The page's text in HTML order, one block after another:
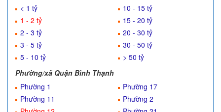
< 1 tỷ
1 - 2 tỷ
2 - 3 tỷ
3 - 5 tỷ
5 - 10 tỷ
10 - 15 tỷ
15 - 20 tỷ
20 - 30 tỷ
30 - 50 tỷ
> 50 tỷ
Phường/xã Quận Bình Thạnh
Phường 1
Phường 11
Phường 17
Phường 2